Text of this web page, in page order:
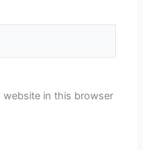
website in this browser